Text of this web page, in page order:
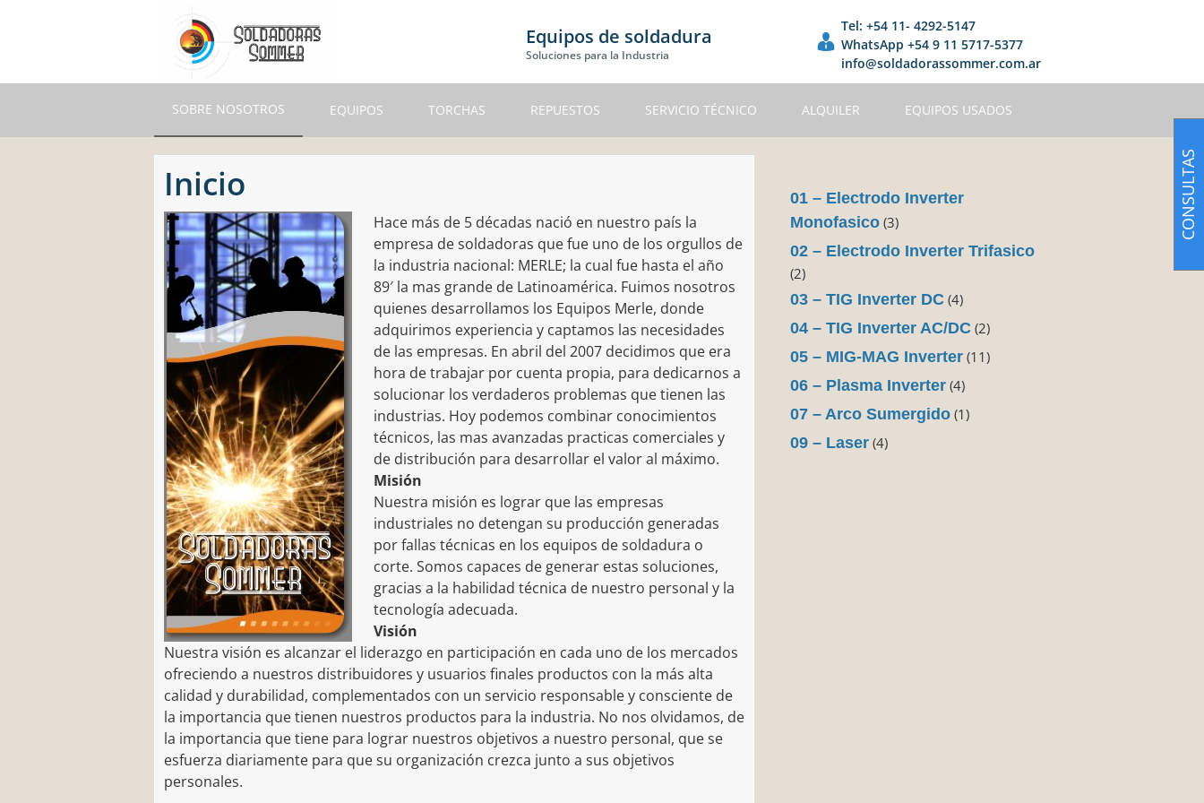
Equipos de soldadura
Soluciones para la Industria
Tel: +54 11- 4292-5147
WhatsApp +54 9 11 5717-5377
info@soldadorassommer.com.ar
SOBRE NOSOTROS EQUIPOS TORCHAS REPUESTOS SERVICIO TÉCNICO ALQUILER EQUIPOS USADOS
Inicio
Hace más de 5 décadas nació en nuestro país la
empresa de soldadoras que fue uno de los orgullos de
la industria nacional: MERLE; la cual fue hasta el año
89′ la mas grande de Latinoamérica. Fuimos nosotros
quienes desarrollamos los Equipos Merle, donde
adquirimos experiencia y captamos las necesidades
de las empresas. En abril del 2007 decidimos que era
hora de trabajar por cuenta propia, para dedicarnos a
solucionar los verdaderos problemas que tienen las
industrias. Hoy podemos combinar conocimientos
técnicos, las mas avanzadas practicas comerciales y
de distribución para desarrollar el valor al máximo.
Misión
Nuestra misión es lograr que las empresas
industriales no detengan su producción generadas
por fallas técnicas en los equipos de soldadura o
corte. Somos capaces de generar estas soluciones,
gracias a la habilidad técnica de nuestro personal y la
tecnología adecuada.
Visión
Nuestra visión es alcanzar el liderazgo en participación en cada uno de los mercados
ofreciendo a nuestros distribuidores y usuarios finales productos con la más alta
calidad y durabilidad, complementados con un servicio responsable y consciente de
la importancia que tienen nuestros productos para la industria. No nos olvidamos, de
la importancia que tiene para lograr nuestros objetivos a nuestro personal, que se
esfuerza diariamente para que su organización crezca junto a sus objetivos
personales.
01 – Electrodo Inverter
Monofasico (3)
02 – Electrodo Inverter Trifasico
(2)
03 – TIG Inverter DC (4)
04 – TIG Inverter AC/DC (2)
05 – MIG-MAG Inverter (11)
06 – Plasma Inverter (4)
07 – Arco Sumergido (1)
09 – Laser (4)
CONSULTAS